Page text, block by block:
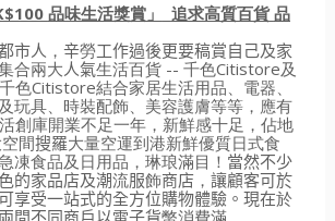
品味生活獎賞」 追求高質百貨 品
市人 ， 辛勞工作過後更要稿賞自己及家
合兩大人氣生活百貨 -- 千色Citistore及
色Citistore結合家居生活用品、電器、
玩具、時裝配飾、美容護膚等等，應有
創庫開業不足一年，新鮮感十足，佔地
間搜羅大量空運到港新鮮優質日式食
凍食品及日用品，琳琅滿目！ 當然不少
的家品店及潮流服飾商店， 讓顧客可於
享受一站式的全方位購物體驗。現在於
間不同商戶以電子貨幣消費滿